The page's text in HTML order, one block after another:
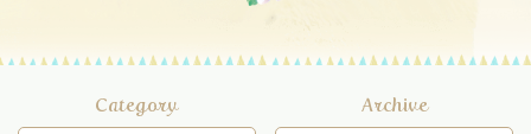
Category Archive